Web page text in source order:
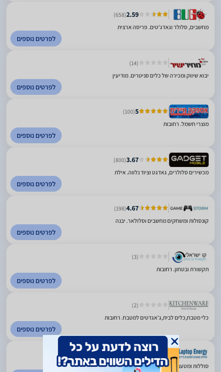
2.59
(658)
מחשבים, סלולר וגאדג'טים. פריסה ארצית
לפרטים נוספים
(14)
יבוא שיווק ומכירה של כלים סניטרים. מודיעין
לפרטים נוספים
5
(100)
מוצרי חשמל. רחובות
לפרטים נוספים
3.67
(800)
מכשירים סלולרים, גאדגט וציוד נלווה. אילת
לפרטים נוספים
4.67
(198)
קונסולות ומשחקים מחשבים וסלולאר. יבנה
לפרטים נוספים
(3)
תקשורת ובטחון. רחובות
לפרטים נוספים
(2)
כלי מטבח,כלים לבית,ג'אגדטים למטבח. רחובות
לפרטים נוספים
סוללות ומטענים למחשבים ניידים. רחובות